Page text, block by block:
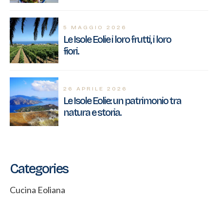
5 MAGGIO 2026
Le Isole Eolie i loro frutti, i loro
fiori.
26 APRILE 2026
Le Isole Eolie: un patrimonio tra
natura e storia.
Categories
Cucina Eoliana